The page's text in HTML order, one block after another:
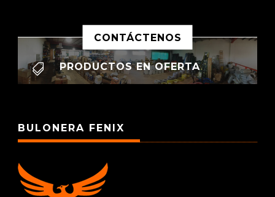
CONTÁCTENOS
 PRODUCTOS EN OFERTA
BULONERA FENIX